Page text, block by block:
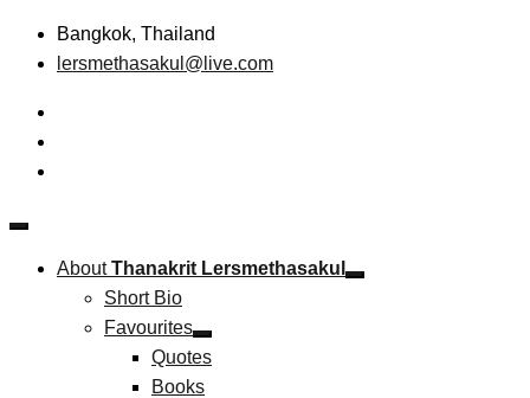
Skip
Bangkok, Thailand
lersmethasakul@live.com
Thanakrit Lersmethasakul
Technopreneurship
AboutThanakrit Lersmethasakul
Short Bio
Favourites
Quotes
Books